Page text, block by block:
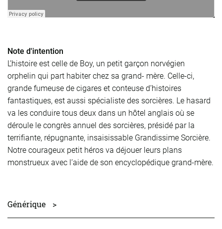
Note d'intention
L’histoire est celle de Boy, un petit garçon norvégien
orphelin qui part habiter chez sa grand- mère. Celle-ci,
grande fumeuse de cigares et conteuse d’histoires
fantastiques, est aussi spécialiste des sorcières. Le hasard
va les conduire tous deux dans un hôtel anglais où se
déroule le congrès annuel des sorcières, présidé par la
terrifiante, répugnante, insaisissable Grandissime Sorcière.
Notre courageux petit héros va déjouer leurs plans
monstrueux avec l’aide de son encyclopédique grand-mère.
Générique >